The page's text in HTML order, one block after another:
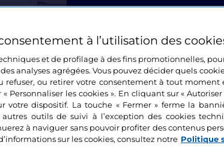
à l’utilisation des
et de profilage à des fins promotionnelles,
analyses agrégées. Vous pouvez décider quels
refuser, ou retirer votre consentement à tout moment
Personnaliser les cookies ». En cliquant sur «
votre dispositif. La touche « Fermer » ferme la
outils de suivi à l’exception des cookies
à naviguer sans pouvoir profiter des contenus
sur les cookies, consultez notre Politique